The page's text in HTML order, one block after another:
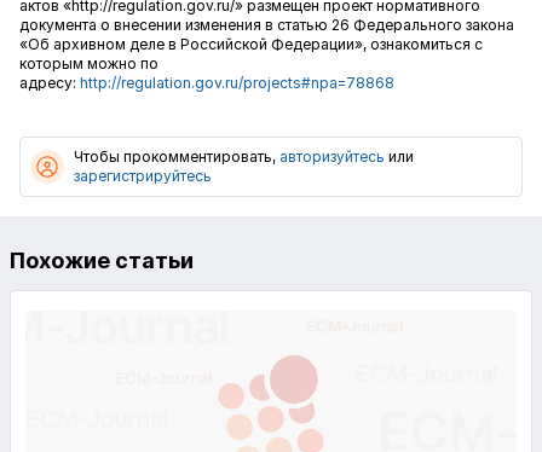
актов «http://regulation.gov.ru/» размещен проект нормативного
документа о внесении изменения в статью 26 Федерального закона
«Об архивном деле в Российской Федерации», ознакомиться с
которым можно по
адресу: http://regulation.gov.ru/projects#npa=78868
Чтобы прокомментировать, авторизуйтесь или
зарегистрируйтесь
Похожие статьи